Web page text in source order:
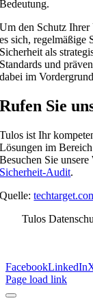
Bedeutung.
Um den Schutz Ihrer
es sich, regelmäßige
Sicherheit als
Standards und
dabei im
Rufen Sie
Tulos ist Ihr
Lösungen im
Besuchen Sie
Sicherheit-Audit.
Quelle:
Tulos
FacebookLinkedIn
Page load link